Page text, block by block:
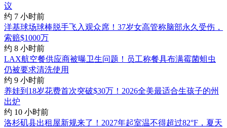
议
约 7 小时前
洋基球场球棒脱手飞入观众席！37岁女高管称脑部永久受伤，
索赔$1000万
约 8 小时前
LAX航空餐供应商被曝卫生问题！员工称餐具布满霉菌蛆虫
仍被要求清洗使用
约 9 小时前
养娃到18岁花费首次突破$30万！2026全美最适合生孩子的州
出炉
约 10 小时前
洛杉矶县出租屋新规来了！2027年起室温不得超过82°F，夏天